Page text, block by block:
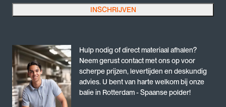
Dit veld is bedoeld voor validatiedoeleinden en moet niet worden gewijzigd.
INSCHRIJVEN
Hulp nodig of direct materiaal afhalen?
Neem gerust contact met ons op voor
scherpe prijzen, levertijden en deskundig
advies. U bent van harte welkom bij onze
balie in Rotterdam - Spaanse polder!